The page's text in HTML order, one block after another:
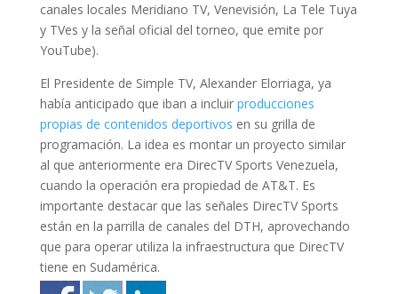
canales locales Meridiano TV, Venevisión, La Tele Tuya
y TVes y la señal oficial del torneo, que emite por
YouTube).
El Presidente de Simple TV, Alexander Elorriaga, ya
había anticipado que iban a incluir producciones
propias de contenidos deportivos en su grilla de
programación. La idea es montar un proyecto similar
al que anteriormente era DirecTV Sports Venezuela,
cuando la operación era propiedad de AT&T. Es
importante destacar que las señales DirecTV Sports
están en la parrilla de canales del DTH, aprovechando
que para operar utiliza la infraestructura que DirecTV
tiene en Sudamérica.